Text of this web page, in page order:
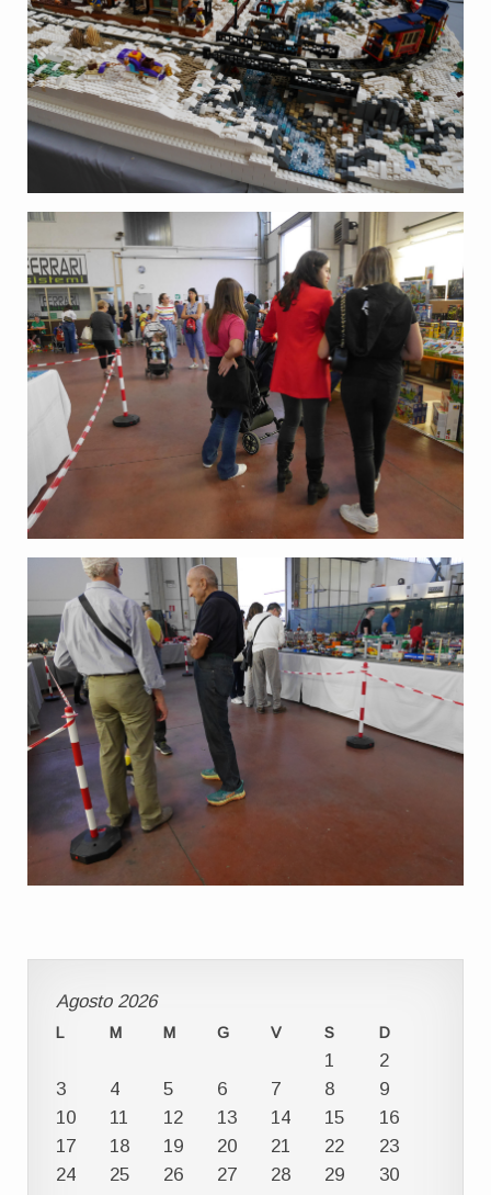
Agosto 2026
L M M G V S D
1
2
3
4 5 6 7 8
9
10
11 12 13 14 15
16
17
18 19 20 21 22
23
24
25 26 27 28 29
30